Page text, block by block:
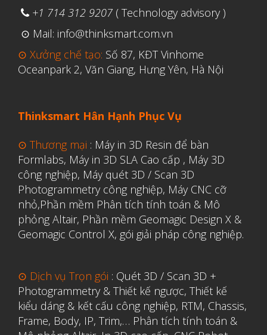
Automotive
File 3D
Fuse 1
Giải pháp
in 3d cao cấp
Máy in 3D để bàn Formlabs U.S.
Mô phỏng
Triển khai
Ứng dụng
Vật liệu
Y Tế
+1 714 312 9207 ( Technology advisory )
⊙ Mail: info@thinksmart.com.vn
⊙ Xưởng chế tạo: Số 87, KĐT Vinhome
Oceanpark 2, Văn Giang, Hưng Yên, Hà Nội
Thinksmart Hân Hạnh Phục Vụ
⊙ Thương mại : Máy in 3D Resin để bàn
Formlabs, Máy in 3D SLA Cao cấp , Máy 3D
công nghiệp, Máy quét 3D / Scan 3D
Photogrammetry công nghiệp, Máy CNC cỡ
nhỏ,Phần mềm Phân tích tính toán & Mô
phỏng Altair, Phần mềm Geomagic Design X &
Geomagic Control X, gói giải pháp công nghiệp.
⊙ Dịch vụ Trọn gói : Quét 3D / Scan 3D +
Photogrammetry & Thiết kế ngược, Thiết kế
kiểu dáng & kết cấu công nghiệp, RTM, Chassis,
Frame, Body, IP, Trim,… Phân tích tính toán &